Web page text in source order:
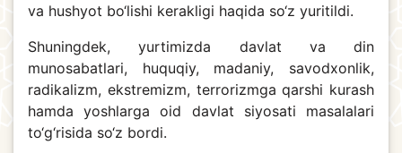
va hushyot bo‘lishi kerakligi haqida so‘z yuritildi.
Shuningdek, yurtimizda davlat va din
munosabatlari, huquqiy, madaniy, savodxonlik,
radikalizm, ekstremizm, terrorizmga qarshi kurash
hamda yoshlarga oid davlat siyosati masalalari
to‘g‘risida so‘z bordi.